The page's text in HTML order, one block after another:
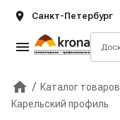
Санкт-Петербург
Главная
/ Каталог товаров
Карельский профиль
Крона